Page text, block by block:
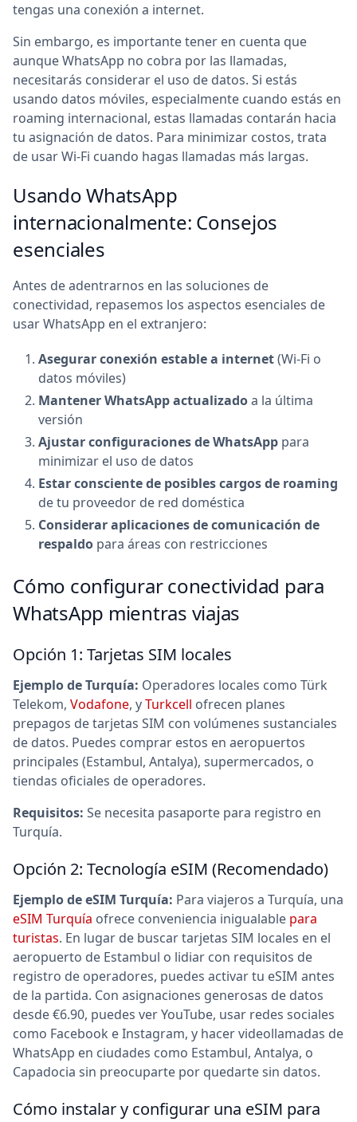
tengas una conexión a internet.
Sin embargo, es importante tener en cuenta que
aunque WhatsApp no cobra por las llamadas,
necesitarás considerar el uso de datos. Si estás
usando datos móviles, especialmente cuando estás en
roaming internacional, estas llamadas contarán hacia
tu asignación de datos. Para minimizar costos, trata
de usar Wi-Fi cuando hagas llamadas más largas.
Usando WhatsApp
internacionalmente: Consejos
esenciales
Antes de adentrarnos en las soluciones de
conectividad, repasemos los aspectos esenciales de
usar WhatsApp en el extranjero:
Asegurar conexión estable a internet(Wi-Fi o
datos móviles)
Mantener WhatsApp actualizadoa la última
versión
Ajustar configuraciones de WhatsApp para
minimizar el uso de datos
Estar consciente de posibles cargos de roaming
de tu proveedor de red doméstica
Considerar aplicaciones de comunicación de
respaldo para áreas con restricciones
Cómo configurar conectividad para
WhatsApp mientras viajas
Opción 1: Tarjetas SIM locales
Ejemplo de Turquía: Operadores locales como Türk
Telekom, Vodafone, yTurkcell ofrecen planes
prepagos de tarjetas SIM con volúmenes sustanciales
de datos. Puedes comprar estos en aeropuertos
principales (Estambul, Antalya), supermercados, o
tiendas oficiales de operadores.
Requisitos: Se necesita pasaporte para registro en
Turquía.
Opción 2: Tecnología eSIM (Recomendado)
Ejemplo de eSIM Turquía: Para viajeros a Turquía, una
eSIM Turquía ofrece conveniencia inigualable para
turistas. En lugar de buscar tarjetas SIM locales en el
aeropuerto de Estambul o lidiar con requisitos de
registro de operadores, puedes activar tu eSIM antes
de la partida. Con asignaciones generosas de datos
desde €6.90, puedes ver YouTube, usar redes sociales
como Facebook e Instagram, y hacer videollamadas de
WhatsApp en ciudades como Estambul, Antalya, o
Capadocia sin preocuparte por quedarte sin datos.
Cómo instalar y configurar una eSIM para